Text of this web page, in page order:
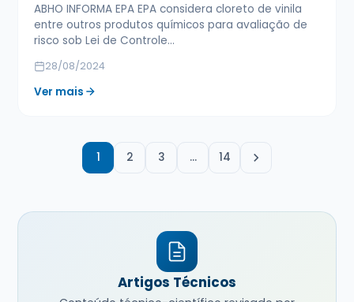
ABHO INFORMA EPA EPA considera cloreto de vinila
entre outros produtos químicos para avaliação de
risco sob Lei de Controle…
28/08/2024
Ver mais
1 2 3 … 14
Artigos Técnicos